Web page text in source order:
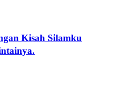
Kisah Silamku